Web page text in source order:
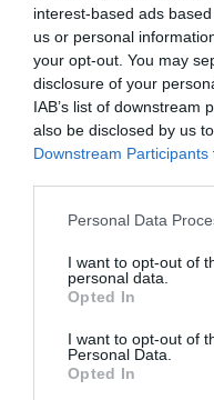
interest-based ads
us or personal
your opt-out. You may
disclosure of your
IAB’s list of downstream
also be disclosed by us
Downstream Participants
Personal Data
I want to opt-out of
personal data.
Opted In
I want to opt-out of
Personal Data.
Opted In